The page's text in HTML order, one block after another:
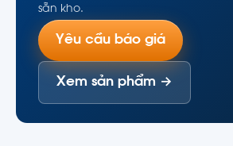
sẵn kho.
Yêu cầu báo giá
Xem sản phẩm →